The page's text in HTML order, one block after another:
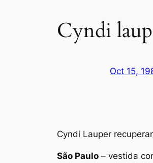
Cyndi
Oct 15,
Cyndi Lauper
São Paulo – vestida